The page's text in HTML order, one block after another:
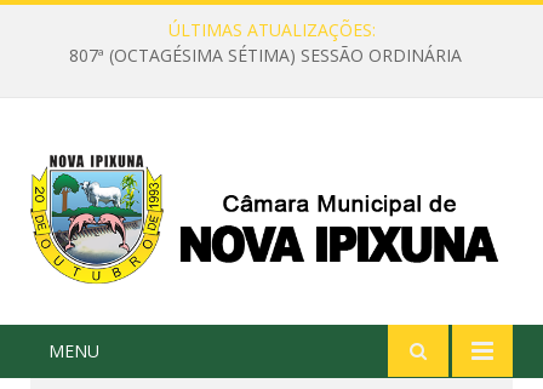
ÚLTIMAS ATUALIZAÇÕES:
807ª (OCTAGÉSIMA SÉTIMA) SESSÃO ORDINÁRIA
MENU